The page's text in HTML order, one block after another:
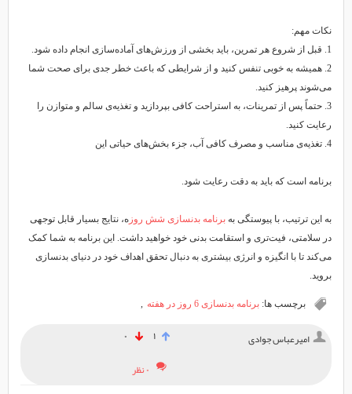
نکات مهم:
1. قبل از شروع هر تمرین، باید بخشی از ورزش‌های آماده‌سازی انجام داده شود.
2. همیشه به خوبی تنفس کنید و از شرایطی که باعث خطر جدی برای صحت شما
می‌شوند پرهیز کنید.
3. حتماً پس از تمرینات، به استراحت کافی بپردازید و تغذیه‌ی سالم و متوازن را
رعایت کنید.
4. تغذیه‌ی مناسب و مصرف کافی آب، جزء بخش‌های حیاتی این
برنامه است که باید به دقت رعایت شود.
به این ترتیب، با پیوستگی به برنامه بدنسازی شش روز ه، نتایج بسیار قابل توجهی
در سلامتی، فیت‌تری و استقامت بدنی خود خواهید داشت. این برنامه به شما کمک
می‌کند تا با انگیزه و انرژی بیشتری به دنبال تحقق اهداف خود در دنیای بدنسازی
بروید.
برچسب ها: برنامه بدنسازی 6 روز در هفته ,
امیرعباس جوادی ۱
۰
۰ نظر